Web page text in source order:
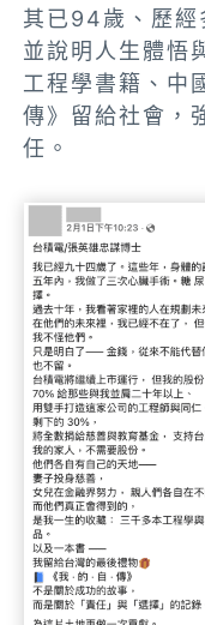
其已94歲、歷經
並說明人生體悟
工程學書籍、中
傳》留給社會，
任。